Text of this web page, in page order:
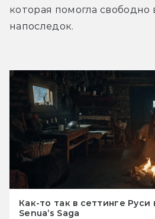
которая помогла свободно
напоследок.
Как-то так в сеттинге Руси
Senua’s Saga